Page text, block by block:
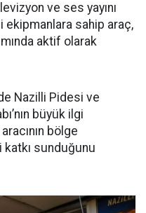
ve ses yayını
sahip araç,
aktif olarak
Nazilli Pidesi ve
büyük ilgi
bölge
katkı sunduğunu